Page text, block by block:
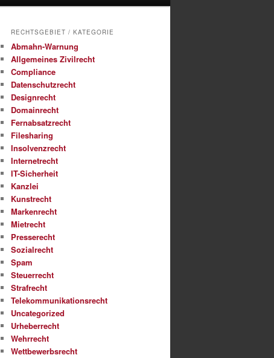
RECHTSGEBIET / KATEGORIE
Abmahn-Warnung
Allgemeines Zivilrecht
Compliance
Datenschutzrecht
Designrecht
Domainrecht
Fernabsatzrecht
Filesharing
Insolvenzrecht
Internetrecht
IT-Sicherheit
Kanzlei
Kunstrecht
Markenrecht
Mietrecht
Presserecht
Sozialrecht
Spam
Steuerrecht
Strafrecht
Telekommunikationsrecht
Uncategorized
Urheberrecht
Wehrrecht
Wettbewerbsrecht